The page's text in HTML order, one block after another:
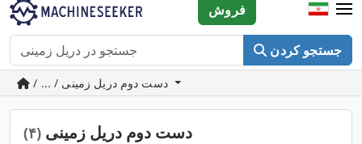
جستجو کردن
فروش
/ ... / دست دوم دریل زمینی
دست دوم دریل زمینی (۴)